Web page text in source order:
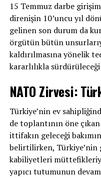
15 Temmuz darbe
direnişin 10’uncu yıl
gelinen son durum da
örgütün bütün
kaldırılmasına yönelik
kararlılıkla
NATO Zirvesi:
Türkiye’nin ev
de toplantının öne
ittifakın geleceği
belirtilirken, Türkiye’nin
kabiliyetleri
yapıcı tutumunun